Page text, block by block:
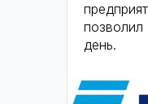
позволил
день.